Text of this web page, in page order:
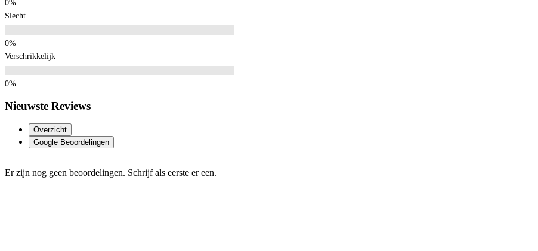
Slecht
Verschrikkelijk
Nieuwste Reviews
Overzicht
Google Beoordelingen
Er zijn nog geen beoordelingen. Schrijf als eerste er een.